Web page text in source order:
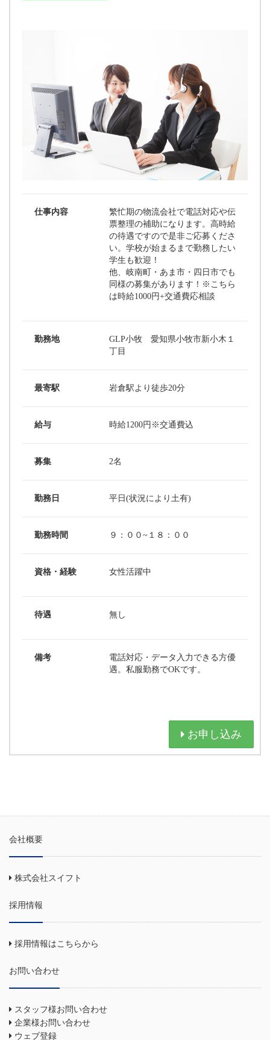
仕事内容
繁忙期の物流会社で電話対応や伝
票整理の補助になります。高時給
の待遇ですので是非ご応募くださ
い。学校が始まるまで勤務したい
学生も歓迎！
他、岐南町・あま市・四日市でも
同様の募集があります！※こちら
は時給1000円+交通費応相談
勤務地
GLP小牧 愛知県小牧市新小木１
丁目
最寄駅 岩倉駅より徒歩20分
給与 時給1200円※交通費込
募集 2名
勤務日 平日(状況により土有)
勤務時間 ９：００~１８：００
資格・経験 女性活躍中
待遇 無し
備考
電話対応・データ入力できる方優
遇。私服勤務でOKです。
お申し込み
会社概要
株式会社スイフト
採用情報
採用情報はこちらから
お問い合わせ
スタッフ様お問い合わせ
企業様お問い合わせ
ウェブ登録